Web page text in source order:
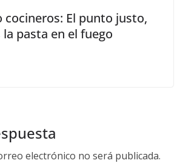
cocineros: El punto justo,
pasta en el fuego
electrónico no será publicada.